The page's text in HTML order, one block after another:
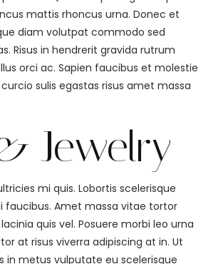
mattis rhoncus urna. Donec et
diam volutpat commodo sed
Risus in hendrerit gravida rutrum
orci ac. Sapien faucibus et molestie
sulis egastas risus amet massa
Jewelry
mi quis. Lobortis scelerisque
faucibus. Amet massa vitae tortor
quis vel. Posuere morbi leo urna
at risus viverra adipiscing at in. Ut
in metus vulputate eu scelerisque